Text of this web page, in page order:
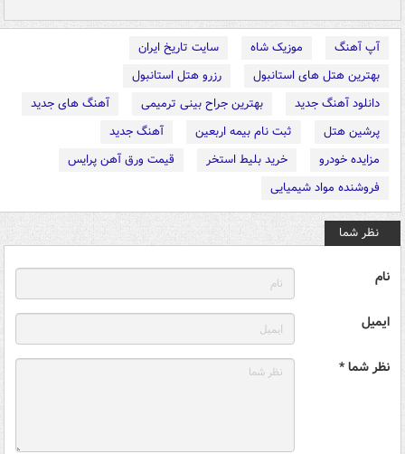
آپ آهنگ موزیک شاه
سایت تاریخ ایران
بهترین هتل های استانبول
رزرو هتل استانبول
دانلود آهنگ جدید
بهترین جراح بینی ترمیمی
آهنگ های جدید
پرشین هتل
ثبت نام بیمه اربعین
آهنگ جدید
مزایده خودرو
خرید بلیط استخر
قیمت ورق آهن پرایس
فروشنده مواد شیمیایی
نظر شما
نام
ایمیل
نظر شما *